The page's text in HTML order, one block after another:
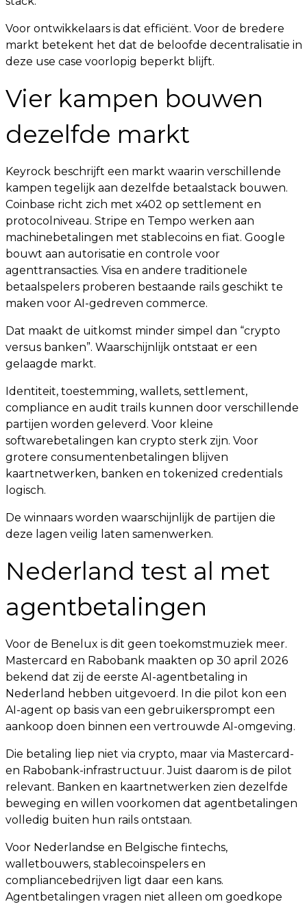
Voor ontwikkelaars is dat efficiënt. Voor de bredere
markt betekent het dat de beloofde decentralisatie in
deze use case voorlopig beperkt blijft.
Vier kampen bouwen
dezelfde markt
Keyrock beschrijft een markt waarin verschillende
kampen tegelijk aan dezelfde betaalstack bouwen.
Coinbase richt zich met x402 op settlement en
protocolniveau. Stripe en Tempo werken aan
machinebetalingen met stablecoins en fiat. Google
bouwt aan autorisatie en controle voor
agenttransacties. Visa en andere traditionele
betaalspelers proberen bestaande rails geschikt te
maken voor AI-gedreven commerce.
Dat maakt de uitkomst minder simpel dan “crypto
versus banken”. Waarschijnlijk ontstaat er een
gelaagde markt.
Identiteit, toestemming, wallets, settlement,
compliance en audit trails kunnen door verschillende
partijen worden geleverd. Voor kleine
softwarebetalingen kan crypto sterk zijn. Voor
grotere consumentenbetalingen blijven
kaartnetwerken, banken en tokenized credentials
logisch.
De winnaars worden waarschijnlijk de partijen die
deze lagen veilig laten samenwerken.
Nederland test al met
agentbetalingen
Voor de Benelux is dit geen toekomstmuziek meer.
Mastercard en Rabobank maakten op 30 april 2026
bekend dat zij de eerste AI-agentbetaling in
Nederland hebben uitgevoerd. In die pilot kon een
AI-agent op basis van een gebruikersprompt een
aankoop doen binnen een vertrouwde AI-omgeving.
Die betaling liep niet via crypto, maar via Mastercard-
en Rabobank-infrastructuur. Juist daarom is de pilot
relevant. Banken en kaartnetwerken zien dezelfde
beweging en willen voorkomen dat agentbetalingen
volledig buiten hun rails ontstaan.
Voor Nederlandse en Belgische fintechs,
walletbouwers, stablecoinspelers en
compliancebedrijven ligt daar een kans.
Agentbetalingen vragen niet alleen om goedkope